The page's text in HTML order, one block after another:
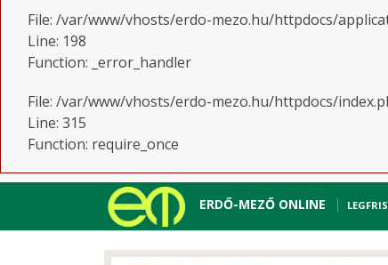
File: /var/www/vhosts/erdo-mezo.hu/httpdocs/
Line: 198
Function: _error_handler
File: /var/www/vhosts/erdo-mezo.hu/httpdocs/
Line: 315
Function: require_once
ERDŐ-MEZŐ ONLINE